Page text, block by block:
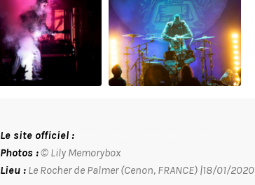
Le site officiel :
Photos :© Lily Memorybox
Lieu : Le Rocher de Palmer (Cenon, FRANCE) |18/01/2020